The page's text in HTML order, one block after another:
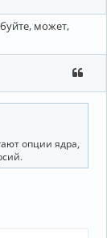
может,
опции ядра,